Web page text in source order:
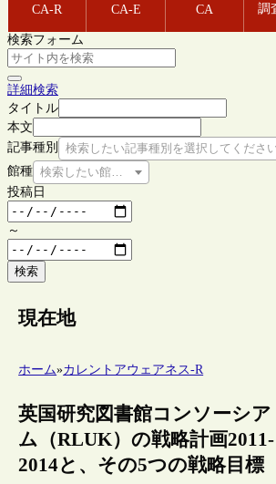
CA-R CA-E CA 調
検索フォーム
詳細検索
タイトル
本文
記事種別
検索したい記事種別を選択してくださ
館種 検索したい館種を選択してください
投稿日
～
検索
現在地
ホーム»カレントアウェアネス-R
英国研究図書館コンソーシア
ム（RLUK）の戦略計画2011-
2014と、その5つの戦略目標